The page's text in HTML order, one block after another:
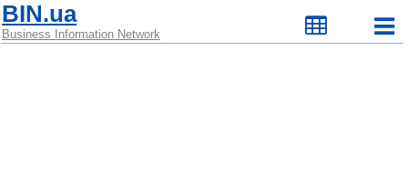
BIN.ua
Business Information Network